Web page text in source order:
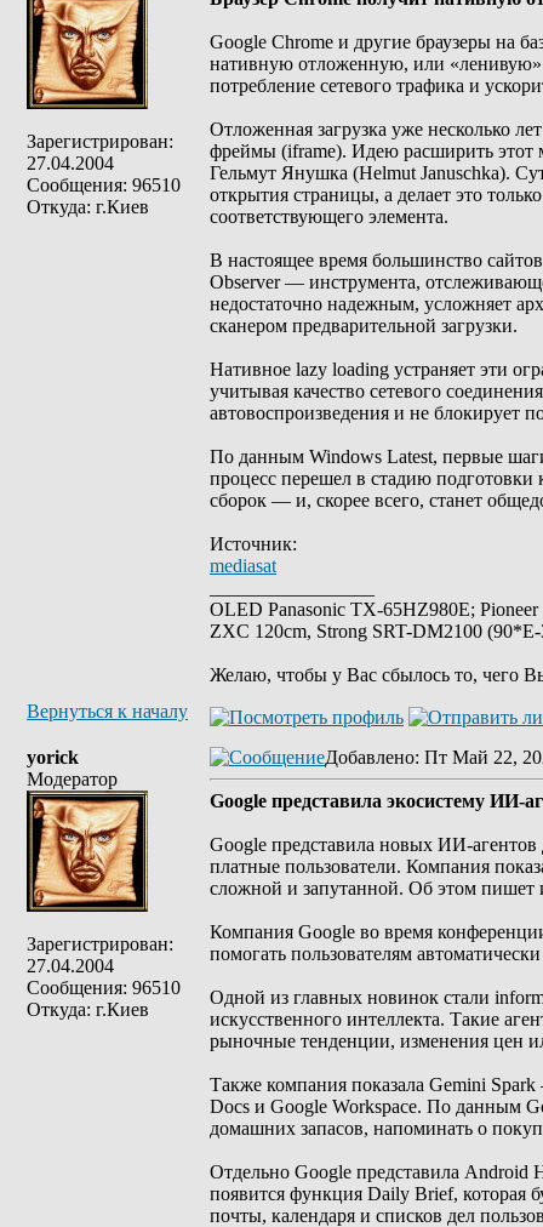
Зарегистрирован:
27.04.2004
Сообщения: 96510
Откуда: г.Киев
Google Chrome и другие браузеры на
нативную отложенную, или «ленивую»
потребление сетевого трафика и
Отложенная загрузка уже несколько
фреймы (iframe). Идею расширить этот
Гельмут Янушка (Helmut Januschka).
открытия страницы, а делает это
соответствующего элемента.
В настоящее время большинство
Observer — инструмента,
недостаточно надежным, усложняет
сканером предварительной загрузки.
Нативное lazy loading устраняет эти
учитывая качество сетевого
автовоспроизведения и не блокирует
По данным Windows Latest, первые
процесс перешел в стадию
сборок — и, скорее всего, станет
Источник:
mediasat
OLED Panasonic TX-65HZ980E;
ZXC 120cm, Strong SRT-DM2100
Желаю, чтобы у Вас сбылось то, чего
Вернуться к началу
yorick
Модератор
Зарегистрирован:
27.04.2004
Сообщения: 96510
Откуда: г.Киев
Добавлено: Пт Май 22,
Google представила экосистему ИИ-
Google представила новых ИИ-
платные пользователи. Компания
сложной и запутанной. Об этом пишет
Компания Google во время
помогать пользователям
Одной из главных новинок стали
искусственного интеллекта. Такие
рыночные тенденции, изменения цен
Также компания показала Gemini
Docs и Google Workspace. По данным
домашних запасов, напоминать о
Отдельно Google представила
появится функция Daily Brief, которая
почты, календаря и списков дел